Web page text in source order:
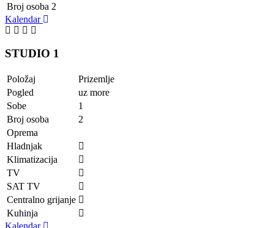
Broj osoba 2
Kalendar
STUDIO 1
Položaj
Prizemlje
Pogled
uz more
Sobe
1
Broj osoba
2
Oprema
Hladnjak
Klimatizacija
TV
SAT TV
Centralno grijanje
Kuhinja
Kalendar